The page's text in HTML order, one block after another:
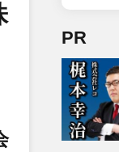
PR